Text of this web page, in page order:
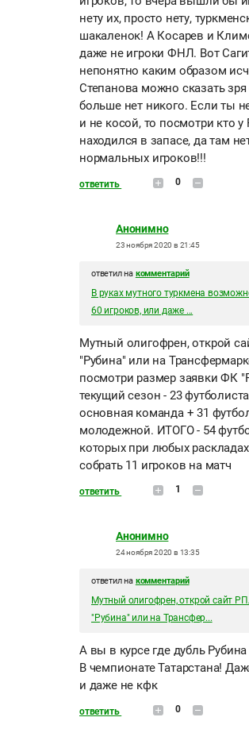
нету их, просто нету,
шакаленок! А Косарев и
даже не игроки ФНЛ. Вот
непонятно каким образом
Степанова можно сказать зря
больше нет никого. Если ты
и не косой, то посмотри кто у
находился в запасе, да там
нормальных игроков!!!
ответить 0
Анонимно
23 ноября 2020 в 21:45
ответил на комментарий
В руках мутного туркмена
60 игроков, или даже ...
Мутный олигофрен, открой
"Рубина" или на
посмотри размер заявки ФК
текущий сезон - 23 футболиста
основная команда + 31
молодежной. ИТОГО - 54
которых при любых
собрать 11 игроков на матч
ответить 1
Анонимно
24 ноября 2020 в 13:35
ответил на комментарий
Мутный олигофрен, открой сайт
"Рубина" или на Трансфер...
А вы в курсе где дубль Рубина
В чемпионате Татарстана!
и даже не кфк
ответить 0